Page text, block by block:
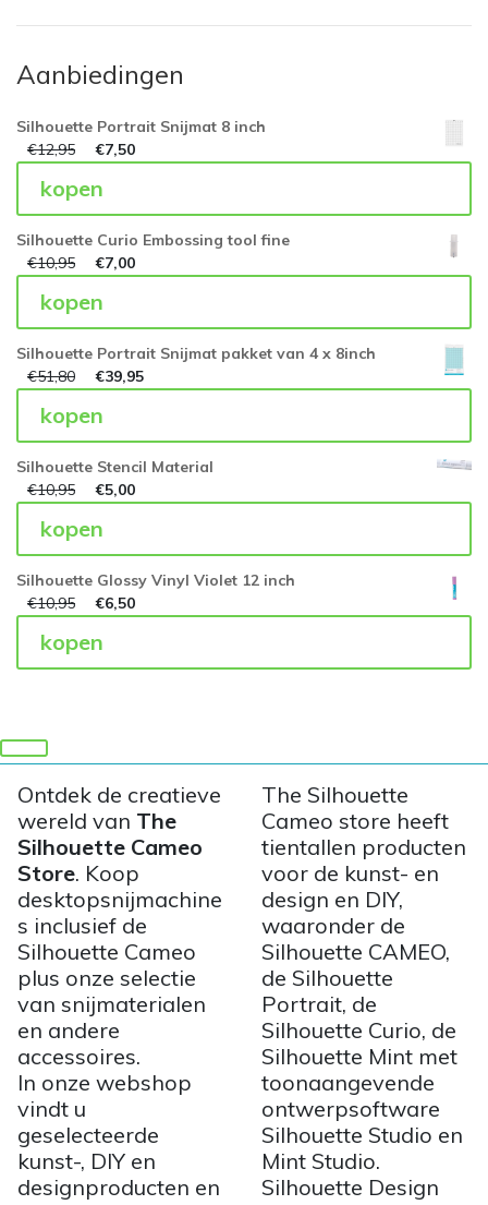
Aanbiedingen
Silhouette Portrait Snijmat 8 inch
€12,95 €7,50
kopen
Silhouette Curio Embossing tool fine
€10,95 €7,00
kopen
Silhouette Portrait Snijmat pakket van 4 x 8inch
€51,80 €39,95
kopen
Silhouette Stencil Material
€10,95 €5,00
kopen
Silhouette Glossy Vinyl Violet 12 inch
€10,95 €6,50
kopen
Ontdek de creatieve
wereld van The
Silhouette Cameo
Store. Koop
desktopsnijmachine
s inclusief de
Silhouette Cameo
plus onze selectie
van snijmaterialen
en andere
accessoires.
In onze webshop
vindt u
geselecteerde
kunst-, DIY en
designproducten en
The Silhouette
Cameo store heeft
tientallen producten
voor de kunst- en
design en DIY,
waaronder de
Silhouette CAMEO,
de Silhouette
Portrait, de
Silhouette Curio, de
Silhouette Mint met
toonaangevende
ontwerpsoftware
Silhouette Studio en
Mint Studio.
Silhouette Design